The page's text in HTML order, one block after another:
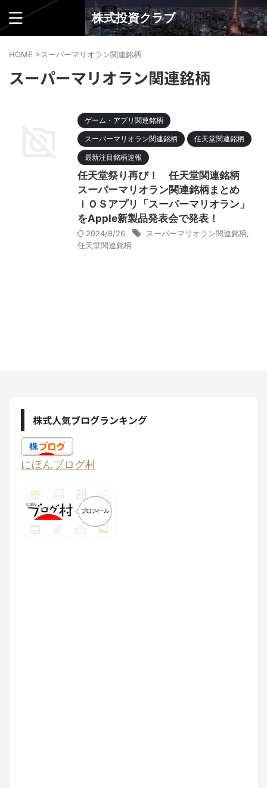
株式投資クラブ
HOME >スーパーマリオラン関連銘柄
スーパーマリオラン関連銘柄
ゲーム・アプリ関連銘柄
スーパーマリオラン関連銘柄 任天堂関連銘柄
最新注目銘柄速報
任天堂祭り再び！ 任天堂関連銘柄
スーパーマリオラン関連銘柄まとめ
ｉＯＳアプリ「スーパーマリオラン」
をApple新製品発表会で発表！
2024/8/26 スーパーマリオラン関連銘柄
任天堂関連銘柄
株式人気ブログランキング
にほんブログ村